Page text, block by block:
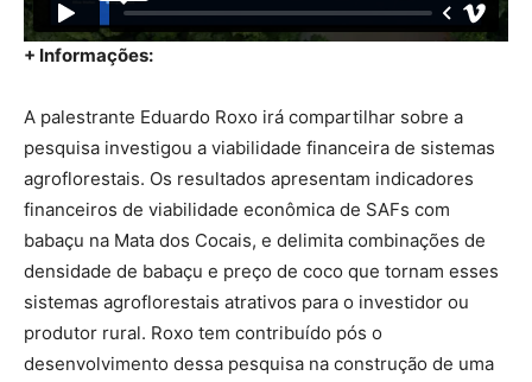
+ Informações:
A palestrante Eduardo Roxo irá compartilhar sobre a
pesquisa investigou a viabilidade financeira de sistemas
agroflorestais. Os resultados apresentam indicadores
financeiros de viabilidade econômica de SAFs com
babaçu na Mata dos Cocais, e delimita combinações de
densidade de babaçu e preço de coco que tornam esses
sistemas agroflorestais atrativos para o investidor ou
produtor rural. Roxo tem contribuído pós o
desenvolvimento dessa pesquisa na construção de uma